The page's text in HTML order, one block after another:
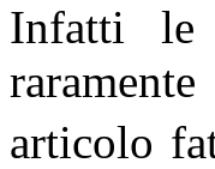
Infatti le
articolo